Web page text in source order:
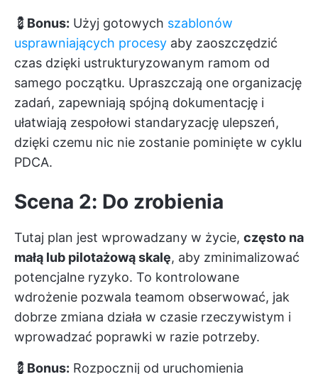
💈 Bonus: Użyj gotowych szablonów
usprawniających procesy aby zaoszczędzić
czas dzięki ustrukturyzowanym ramom od
samego początku. Upraszczają one organizację
zadań, zapewniają spójną dokumentację i
ułatwiają zespołowi standaryzację ulepszeń,
dzięki czemu nic nie zostanie pominięte w cyklu
PDCA.
Scena 2: Do zrobienia
Tutaj plan jest wprowadzany w życie, często na
małą lub pilotażową skalę, aby zminimalizować
potencjalne ryzyko. To kontrolowane
wdrożenie pozwala teamom obserwować, jak
dobrze zmiana działa w czasie rzeczywistym i
wprowadzać poprawki w razie potrzeby.
💈 Bonus: Rozpocznij od uruchomienia